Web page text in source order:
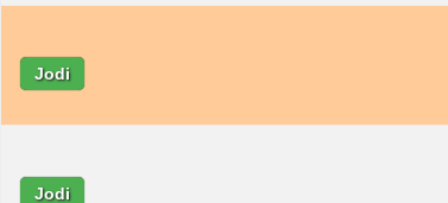
Jodi
Jodi